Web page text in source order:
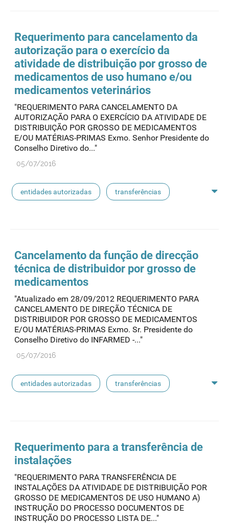
Requerimento para cancelamento da
autorização para o exercício da
atividade de distribuição por grosso de
medicamentos de uso humano e/ou
medicamentos veterinários
"REQUERIMENTO PARA CANCELAMENTO DA
AUTORIZAÇÃO PARA O EXERCÍCIO DA ATIVIDADE DE
DISTRIBUIÇÃO POR GROSSO DE MEDICAMENTOS
E/OU MATÉRIAS-PRIMAS Exmo. Senhor Presidente do
Conselho Diretivo do..."
05/07/2016
entidades autorizadas transferências
Cancelamento da função de direcção
técnica de distribuidor por grosso de
medicamentos
"Atualizado em 28/09/2012 REQUERIMENTO PARA
CANCELAMENTO DE DIREÇÃO TÉCNICA DE
DISTRIBUIDOR POR GROSSO DE MEDICAMENTOS
E/OU MATÉRIAS-PRIMAS Exmo. Sr. Presidente do
Conselho Diretivo do INFARMED -..."
05/07/2016
entidades autorizadas transferências
Requerimento para a transferência de
instalações
"REQUERIMENTO PARA TRANSFERÊNCIA DE
INSTALAÇÕES DA ATIVIDADE DE DISTRIBUIÇÃO POR
GROSSO DE MEDICAMENTOS DE USO HUMANO A)
INSTRUÇÃO DO PROCESSO DOCUMENTOS DE
INSTRUÇÃO DO PROCESSO LISTA DE..."